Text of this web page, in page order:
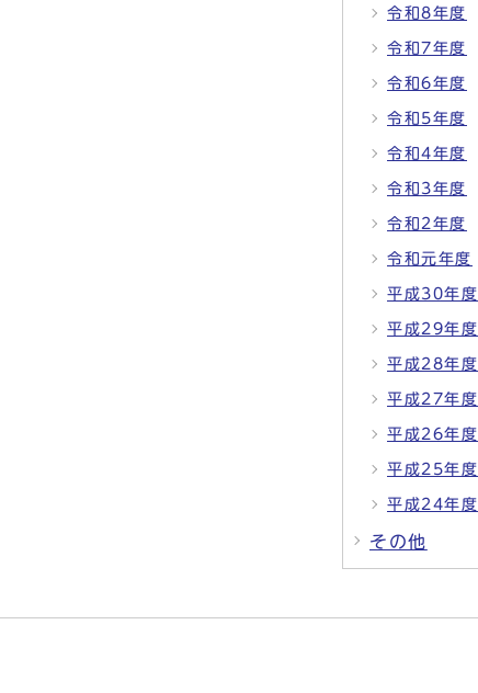
令和8年度
令和7年度
令和6年度
令和5年度
令和4年度
令和3年度
令和2年度
令和元年度
平成30年度
平成29年度
平成28年度
平成27年度
平成26年度
平成25年度
平成24年度
その他